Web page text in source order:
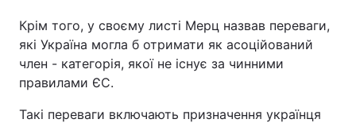
Крім того, у своєму листі Мерц назвав переваги,
які Україна могла б отримати як асоційований
член - категорія, якої не існує за чинними
правилами ЄС.
Такі переваги включають призначення українця